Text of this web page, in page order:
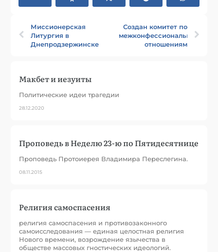
Миссионерская
Литургия в
Днепродзержинске
Создан комитет по
межконфессиональным
отношениям
Макбет и иезуиты
Политические идеи трагедии
28.12.2020
Проповедь в Неделю 23-ю по Пятидесятнице
Проповедь Протоиерея Владимира Переслегина.
08.11.2015
Религия самоспасения
религия самоспасения и противозаконного
самоисследования — единая целостная религия
Нового времени, возрождение язычества в
обществе массовых гностических идеологий.